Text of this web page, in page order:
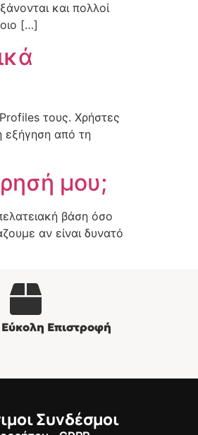
και πολλοί
[…]
τους. Χρήστες
εξήγηση από τη
μου;
βάση όσο
αν είναι δυνατό
Επιστροφή
Συνδέσμοι